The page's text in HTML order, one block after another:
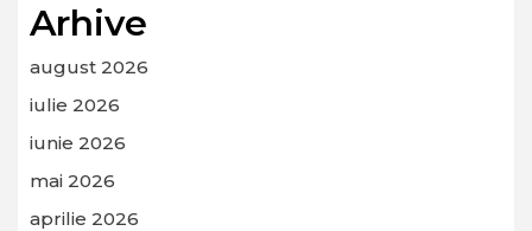
Arhive
august 2026
iulie 2026
iunie 2026
mai 2026
aprilie 2026